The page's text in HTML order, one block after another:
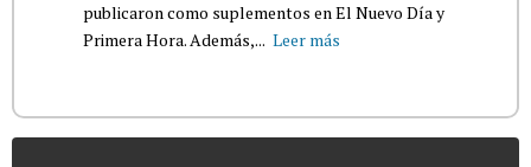
publicaron como suplementos en El Nuevo Día y
Primera Hora. Además,... Leer más